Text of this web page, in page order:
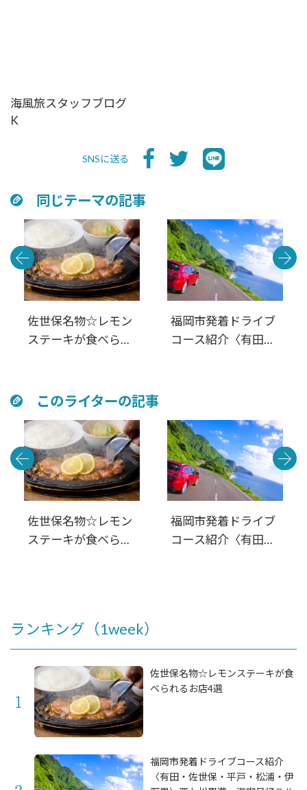
海風旅スタッフブログ
K
SNSに送る
ランキング（1week）
佐世保名物☆レモンステーキが食
べられるお店4選
福岡市発着ドライブコース紹介
〈有田・佐世保・平戸・松浦・伊
同じテーマの記事
佐世保名物☆レモン
ステーキが食べられ
福岡市発着ドライブ
コース紹介〈有田・
このライターの記事
佐世保名物☆レモン
ステーキが食べられ
福岡市発着ドライブ
コース紹介〈有田・